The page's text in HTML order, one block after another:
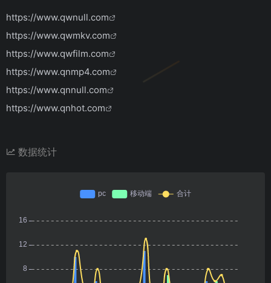
https://www.qwnull.com
https://www.qwmkv.com
https://www.qwfilm.com
https://www.qnmp4.com
https://www.qnnull.com
https://www.qnhot.com
数据统计